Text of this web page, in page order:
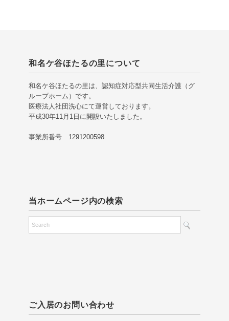
和名ケ谷ほたるの里について
和名ケ谷ほたるの里は、認知症対応型共同生活介護（グ
ループホーム）です。
医療法人社団洗心にて運営しております。
平成30年11月1日に開設いたしました。
事業所番号 1291200598
当ホームページ内の検索
ご入居のお問い合わせ